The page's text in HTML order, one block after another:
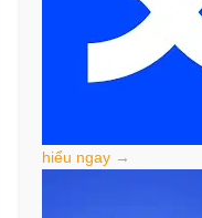
hiểu ngay →